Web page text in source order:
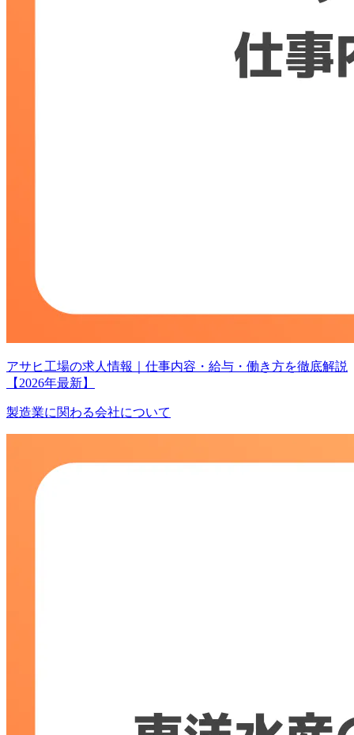
アサヒ工場の求人情報｜仕事内容・給与・働き方を徹底解説
【2026年最新】
製造業に関わる会社について